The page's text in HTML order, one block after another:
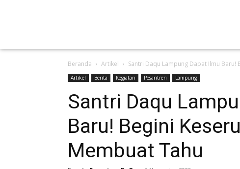
Beranda Artikel Santri Daqu Lampung Dapat Ilmu Baru!
Artikel Berita Kegiatan Pesantren Lampung
Santri Daqu
Baru! Begini
Membuat Tahu